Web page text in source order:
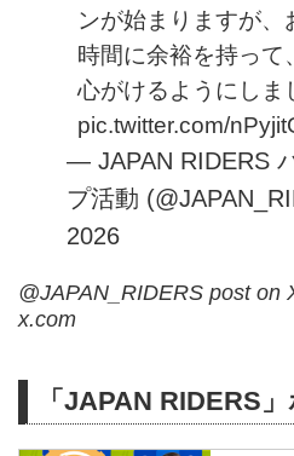
ンが始まりますが、
時間に余裕を持って
心がけるようにし
pic.twitter.com/
— JAPAN RIDERS
プ活動
2026
@JAPAN_RIDERS post on
x.com
「JAPAN RIDERS